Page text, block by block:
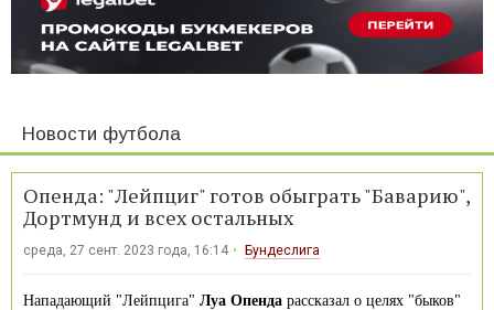
Новости футбола
Опенда: "Лейпциг" готов обыграть "Баварию",
Дортмунд и всех остальных
среда, 27 сент. 2023 года, 16:14 Бундеслига
Нападающий "Лейпцига" Луа Опенда рассказал о целях "быков"